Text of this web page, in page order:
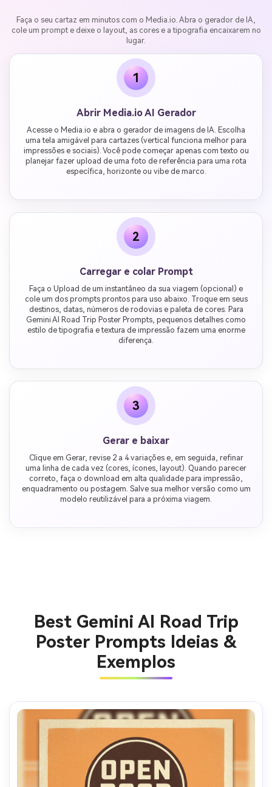
Faça o seu cartaz em minutos com o Media.io. Abra o gerador de IA,
cole um prompt e deixe o layout, as cores e a tipografia encaixarem no
lugar.
1
Abrir Media.io AI Gerador
Acesse o Media.io e abra o gerador de imagens de IA. Escolha
uma tela amigável para cartazes (vertical funciona melhor para
impressões e sociais). Você pode começar apenas com texto ou
planejar fazer upload de uma foto de referência para uma rota
específica, horizonte ou vibe de marco.
2
Carregar e colar Prompt
Faça o Upload de um instantâneo da sua viagem (opcional) e
cole um dos prompts prontos para uso abaixo. Troque em seus
destinos, datas, números de rodovias e paleta de cores. Para
Gemini AI Road Trip Poster Prompts, pequenos detalhes como
estilo de tipografia e textura de impressão fazem uma enorme
diferença.
3
Gerar e baixar
Clique em Gerar, revise 2 a 4 variações e, em seguida, refinar
uma linha de cada vez (cores, ícones, layout). Quando parecer
correto, faça o download em alta qualidade para impressão,
enquadramento ou postagem. Salve sua melhor versão como um
modelo reutilizável para a próxima viagem.
Best Gemini AI Road Trip
Poster Prompts Ideias &
Exemplos